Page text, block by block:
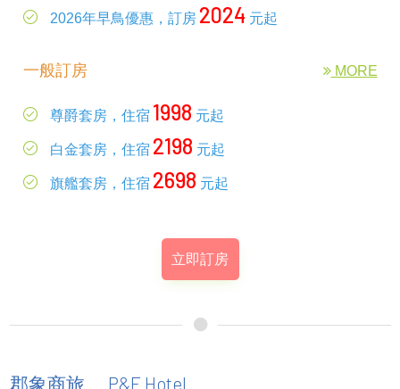
2026年早鳥優惠，訂房 2024 元起
一般訂房 MORE
尊爵套房，住宿 1998 元起
白金套房，住宿 2198 元起
旗艦套房，住宿 2698 元起
立即訂房
郡象商旅 P&E Hotel